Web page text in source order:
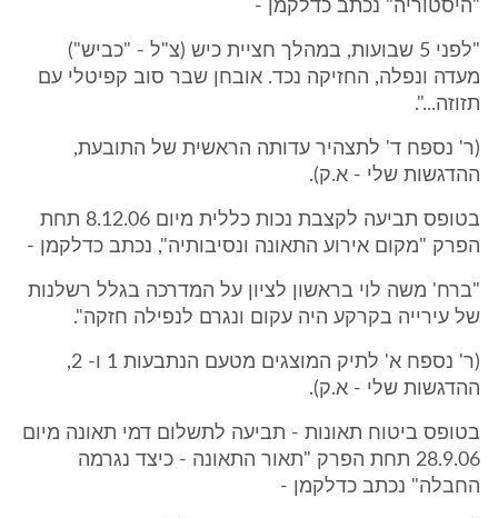
"היסטוריה" נכתב כדלקמן -
"לפני 5 שבועות, במהלך חציית כיש (צ"ל - "כביש")
מעדה ונפלה, החזיקה נכד. אובחן שבר סוב קפיטלי עם
תזוזה...".
(ר' נספח ד' לתצהיר עדותה הראשית של התובעת,
ההדגשות שלי - א.ק).
בטופס תביעה לקצבת נכות כללית מיום 8.12.06 תחת
הפרק "מקום אירוע התאונה ונסיבותיה", נכתב כדלקמן -
"ברח' משה לוי בראשון לציון על המדרכה בגלל רשלנות
של עירייה בקרקע היה עקום ונגרם לנפילה חזקה".
(ר' נספח א' לתיק המוצגים מטעם הנתבעות 1 ו- 2,
ההדגשות שלי - א.ק).
בטופס ביטוח תאונות - תביעה לתשלום דמי תאונה מיום
28.9.06 תחת הפרק "תאור התאונה - כיצד נגרמה
החבלה" נכתב כדלקמן -